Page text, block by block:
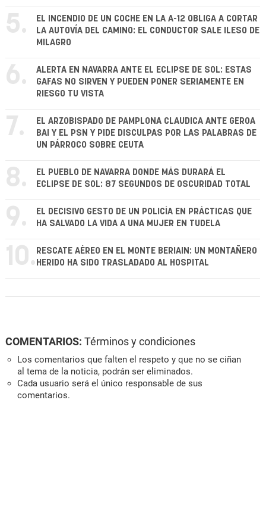
5.
EL INCENDIO DE UN COCHE EN LA A-12 OBLIGA A CORTAR
LA AUTOVÍA DEL CAMINO: EL CONDUCTOR SALE ILESO DE
MILAGRO
6.
ALERTA EN NAVARRA ANTE EL ECLIPSE DE SOL: ESTAS
GAFAS NO SIRVEN Y PUEDEN PONER SERIAMENTE EN
RIESGO TU VISTA
7.
EL ARZOBISPADO DE PAMPLONA CLAUDICA ANTE GEROA
BAI Y EL PSN Y PIDE DISCULPAS POR LAS PALABRAS DE
UN PÁRROCO SOBRE CEUTA
8.
EL PUEBLO DE NAVARRA DONDE MÁS DURARÁ EL
ECLIPSE DE SOL: 87 SEGUNDOS DE OSCURIDAD TOTAL
9.
EL DECISIVO GESTO DE UN POLICÍA EN PRÁCTICAS QUE
HA SALVADO LA VIDA A UNA MUJER EN TUDELA
10. RESCATE AÉREO EN EL MONTE BERIAIN: UN MONTAÑERO
HERIDO HA SIDO TRASLADADO AL HOSPITAL
COMENTARIOS: Términos y condiciones
Los comentarios que falten el respeto y que no se ciñan
al tema de la noticia, podrán ser eliminados.
Cada usuario será el único responsable de sus
comentarios.